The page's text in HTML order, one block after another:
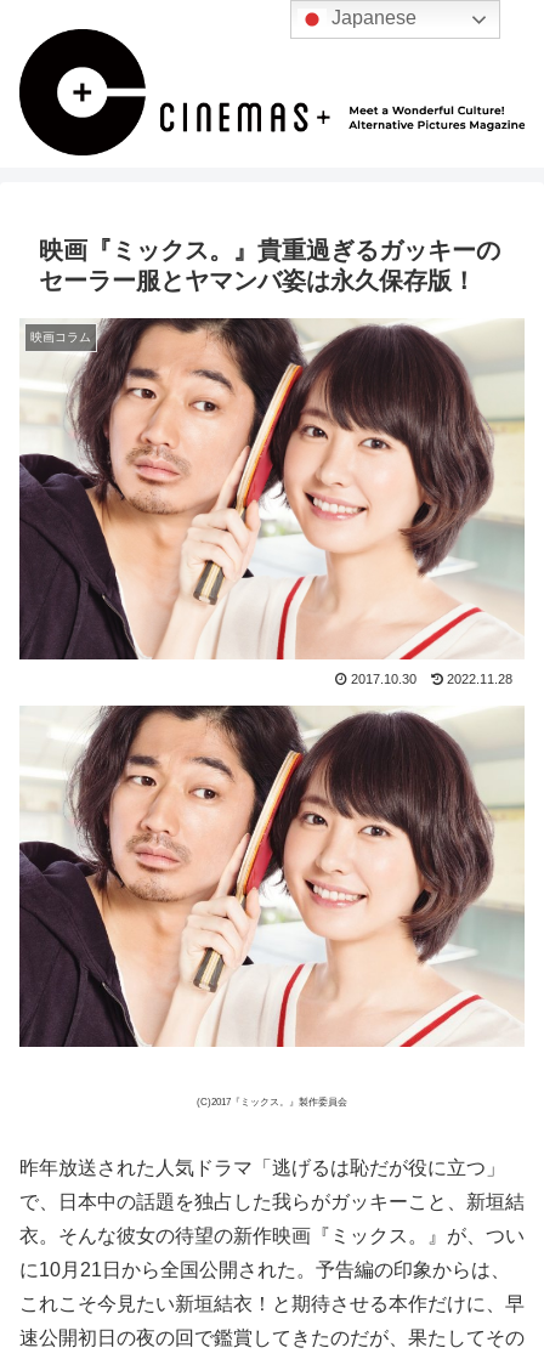
映画『ミックス。』貴重過ぎるガッキーの
セーラー服とヤマンバ姿は永久保存版！
映画コラム
2017.10.30 2022.11.28
(C)2017『ミックス。』製作委員会
昨年放送された人気ドラマ「逃げるは恥だが役に立つ」
で、日本中の話題を独占した我らがガッキーこと、新垣結
衣。そんな彼女の待望の新作映画『ミックス。』が、つい
に10月21日から全国公開された。予告編の印象からは、
これこそ今見たい新垣結衣！と期待させる本作だけに、早
速公開初日の夜の回で鑑賞してきたのだが、果たしてその
Japanese